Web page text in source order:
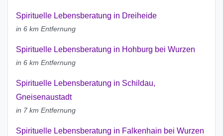
Spirituelle Lebensberatung in Dreiheide
in 6 km Entfernung
Spirituelle Lebensberatung in Hohburg bei Wurzen
in 6 km Entfernung
Spirituelle Lebensberatung in Schildau,
Gneisenaustadt
in 7 km Entfernung
Spirituelle Lebensberatung in Falkenhain bei Wurzen